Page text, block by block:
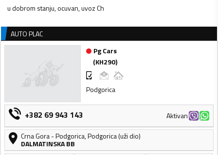
u dobrom stanju, ocuvan, uvoz Ch
AUTO PLAC
Pg Cars
(KH290)
Podgorica
+382 69 943 143
Aktivan
Crna Gora-Podgorica,Podgorica (uži dio)
DALMATINSKA BB